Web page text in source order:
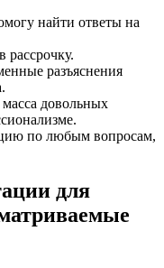
найти ответы на
разъяснения
довольных
по любым вопросам,
для